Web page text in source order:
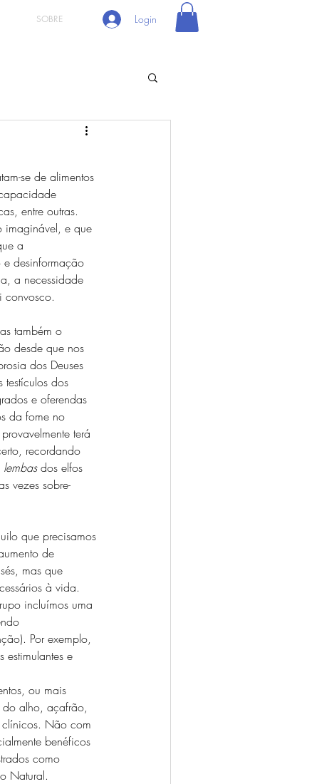
SOBRE Login
se de alimentos
entre outras.
imaginável, e que
a
desinformação
a necessidade
convosco.
também o
desde que nos
dos Deuses
dos
e oferendas
da fome no
terá
recordando
lembas dos elfos
vezes sobre-
que precisamos
de
mas que
à vida.
incluímos uma
Por exemplo,
e
ou mais
do alho, açafrão,
clínicos. Não com
benéficos
como
Natural.